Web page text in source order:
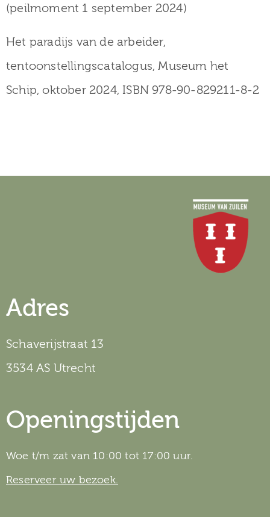
(peilmoment 1 september 2024)
Het paradijs van de arbeider,
tentoonstellingscatalogus, Museum het
Schip, oktober 2024, ISBN 978-90-829211-8-2
Adres
Schaverijstraat 13
3534 AS Utrecht
Openingstijden
Woe t/m zat van 10:00 tot 17:00 uur.
Reserveer uw bezoek.